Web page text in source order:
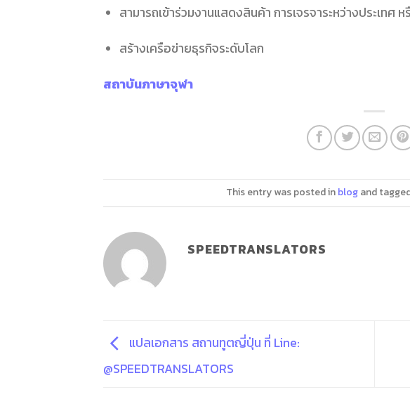
สามารถเข้าร่วมงานแสดงสินค้า การเจรจาระหว่างประเท
สร้างเครือข่ายธุรกิจระดับโลก
สถาบันภาษาจุฬา
This entry was posted inblogand
SPEEDTRANSLATORS
แปลเอกสาร สถานทูตญี่ปุ่น ที่ Line:
@SPEEDTRANSLATORS